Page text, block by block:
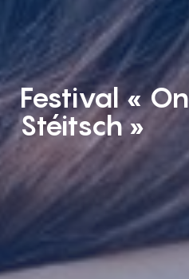
Festival « On
Stéitsch »